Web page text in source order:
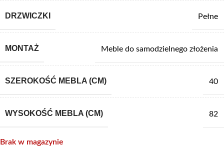
DRZWICZKI Pełne
MONTAŻ Meble do samodzielnego złożenia
SZEROKOŚĆ MEBLA (CM) 40
WYSOKOŚĆ MEBLA (CM) 82
Brak w magazynie